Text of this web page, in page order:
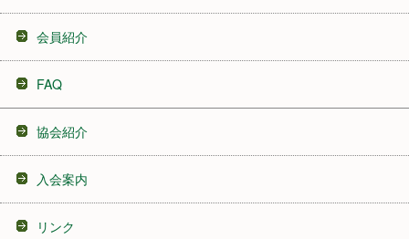
21:00
23:00
会員紹介
FAQ
協会紹介
入会案内
リンク